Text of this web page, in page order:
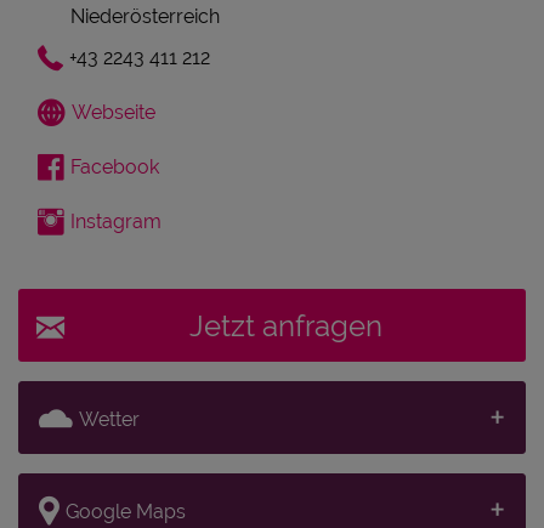
Niederösterreich
+43 2243 411 212
Webseite
Facebook
Instagram
Jetzt anfragen
Wetter
Google Maps